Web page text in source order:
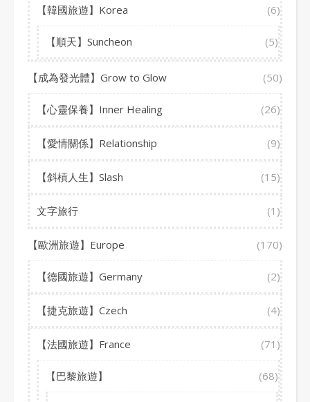
【韓國旅遊】Korea (6)
【順天】Suncheon (5)
【成為發光體】Grow to Glow (50)
【心靈保養】Inner Healing (26)
【愛情關係】Relationship (9)
【斜槓人生】Slash (15)
文字旅行 (1)
【歐洲旅遊】Europe (170)
【德國旅遊】Germany (2)
【捷克旅遊】Czech (4)
【法國旅遊】France (71)
【巴黎旅遊】 (68)